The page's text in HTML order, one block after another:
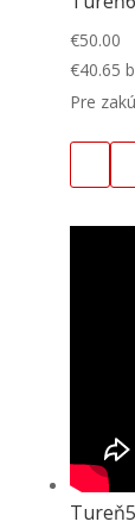
€50.00
€40.65
Pre